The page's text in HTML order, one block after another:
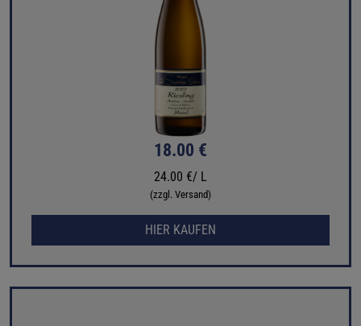
18.00 €
24.00 €/ L
(zzgl. Versand)
HIER KAUFEN